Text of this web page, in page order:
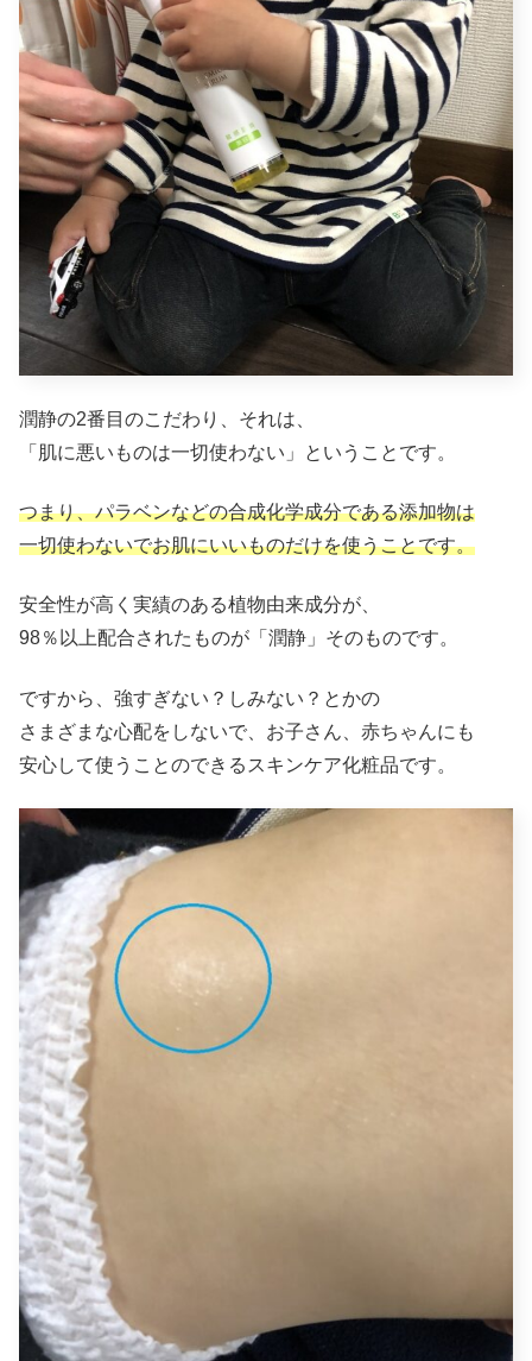
潤静の2番目のこだわり、それは、
「肌に悪いものは一切使わない」ということです。
つまり、パラベンなどの合成化学成分である添加物は
一切使わないでお肌にいいものだけを使うことです。
安全性が高く実績のある植物由来成分が、
98％以上配合されたものが「潤静」そのものです。
ですから、強すぎない？しみない？とかの
さまざまな心配をしないで、お子さん、赤ちゃんにも
安心して使うことのできるスキンケア化粧品です。